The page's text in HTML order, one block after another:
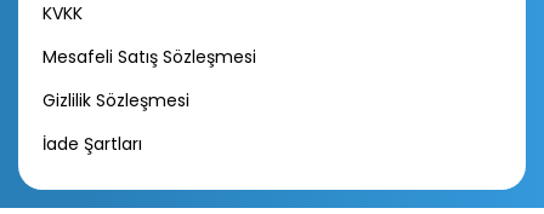
KVKK
Mesafeli Satış Sözleşmesi
Gizlilik Sözleşmesi
İade Şartları